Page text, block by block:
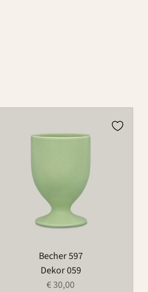
Becher 597
Dekor 059
€ 30,00